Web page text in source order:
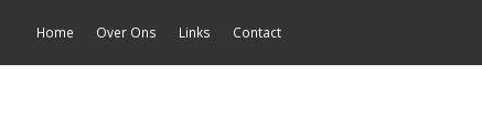
Home Over Ons Links Contact